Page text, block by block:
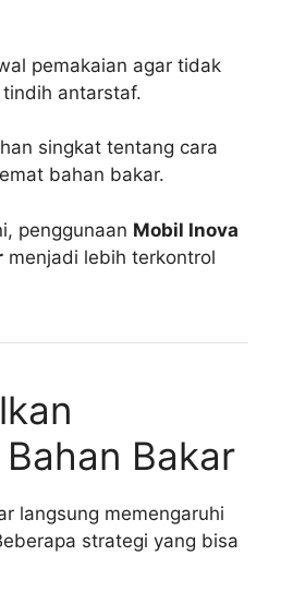
pemakaian agar tidak
antarstaf.
singkat tentang cara
bahan bakar.
penggunaan Mobil Inova
menjadi lebih terkontrol
Bakar
langsung memengaruhi
strategi yang bisa